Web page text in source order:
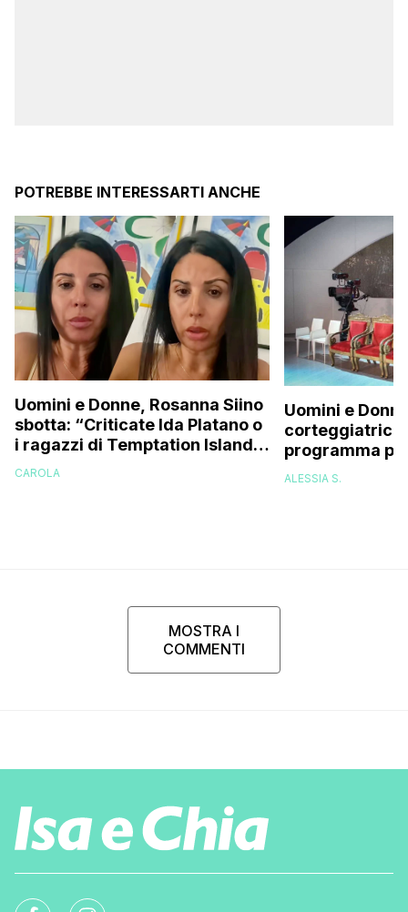
POTREBBE INTERESSARTI ANCHE
Uomini e Donne, Rosanna Siino
sbotta: “Criticate Ida Platano o
i ragazzi di Temptation Island
perché vi rode il cul* che…”
CAROLA
Uomini e
corteggiatrice:
programma
e mi
ALESSIA S.
MOSTRA I
COMMENTI